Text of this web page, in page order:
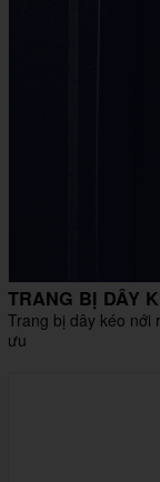
TRANG BỊ DÂY
Trang bị dây kéo nới
ưu